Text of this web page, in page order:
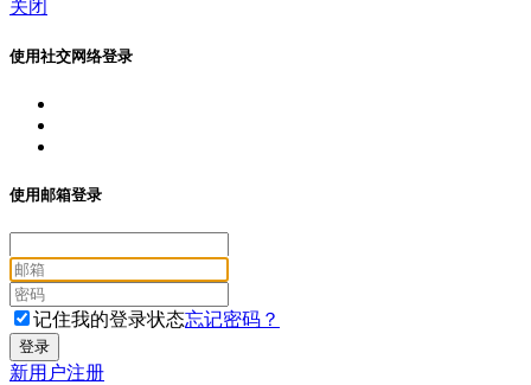
关闭
使用社交网络登录
使用邮箱登录
记住我的登录状态忘记密码？
新用户注册